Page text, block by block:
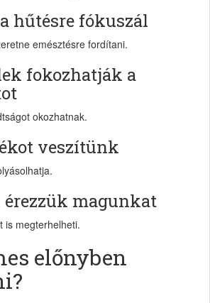
hűtésre fókuszál
emésztésre fordítani.
fokozhatják a
okozhatnak.
veszítünk
érezzük magunkat
is megterhelheti.
előnyben